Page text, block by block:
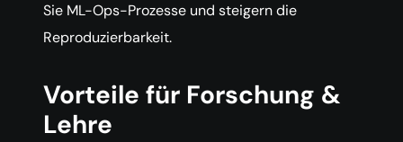
Sie ML-Ops-Prozesse und steigern die
Reproduzierbarkeit.
Vorteile für Forschung &
Lehre